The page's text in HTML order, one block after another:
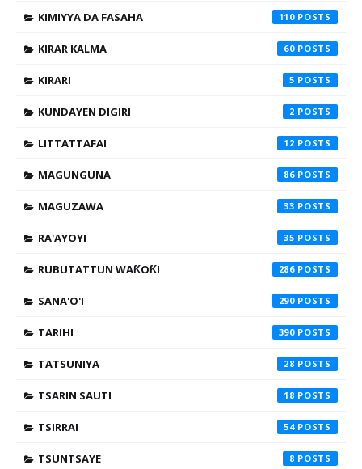
KIMIYYA DA FASAHA 110
KIRAR KALMA 60
KIRARI 5
KUNDAYEN DIGIRI 2
LITTATTAFAI 12
MAGUNGUNA 86
MAGUZAWA 33
RA'AYOYI 35
RUBUTATTUN WAƘOƘI 286
SANA'O'I 290
TARIHI 390
TATSUNIYA 28
TSARIN SAUTI 18
TSIRRAI 54
TSUNTSAYE 8